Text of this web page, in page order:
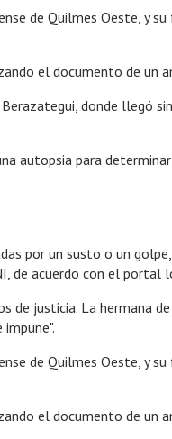
de Quilmes Oeste, y
el documento de un
donde llegó
autopsia para
por un susto o un
de acuerdo con el portal
de justicia. La hermana
de Quilmes Oeste, y
el documento de un